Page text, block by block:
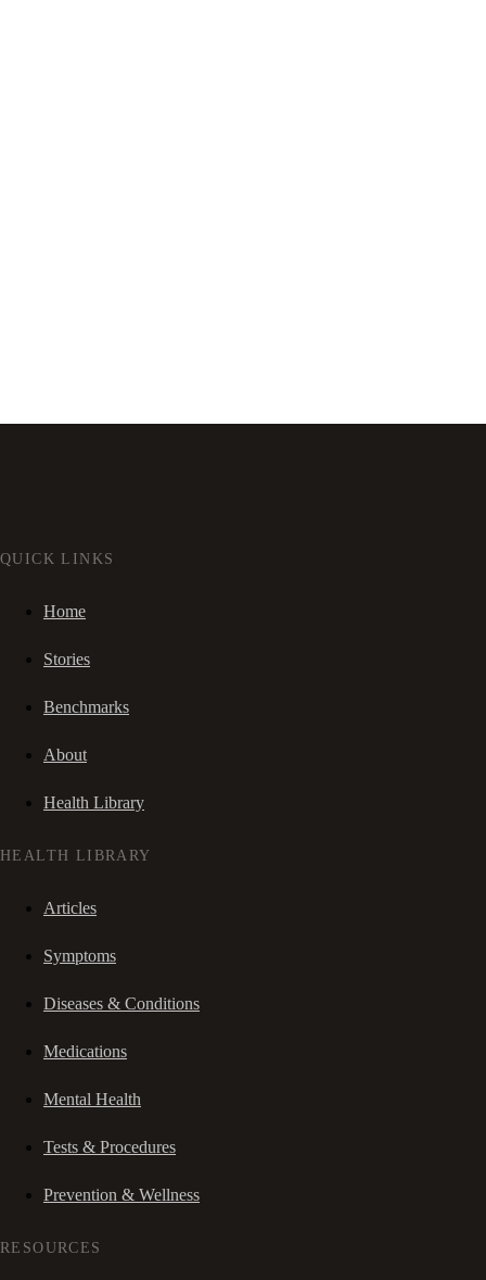
QUICK LINKS
Home
Stories
Benchmarks
About
Health Library
HEALTH LIBRARY
Articles
Symptoms
Diseases & Conditions
Medications
Mental Health
Tests & Procedures
Prevention & Wellness
RESOURCES